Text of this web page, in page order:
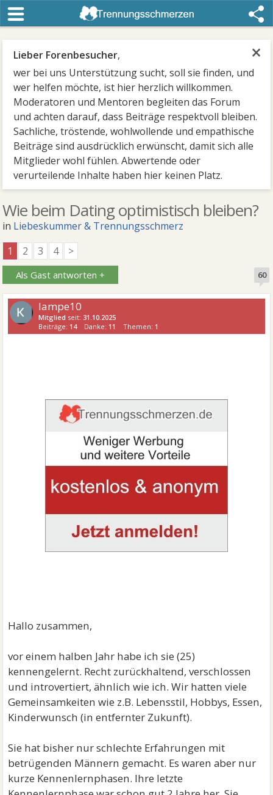
×
Lieber Forenbesucher,
wer bei uns Unterstützung sucht, soll sie finden, und
wer helfen möchte, ist hier herzlich willkommen.
Moderatoren und Mentoren begleiten das Forum
und achten darauf, dass Beiträge respektvoll bleiben.
Sachliche, tröstende, wohlwollende und empathische
Beiträge sind ausdrücklich erwünscht, damit sich alle
Mitglieder wohl fühlen. Abwertende oder
verurteilende Inhalte haben hier keinen Platz.
Wie beim Dating optimistisch bleiben?
in Liebeskummer & Trennungsschmerz
1
2 3 4 >
Als Gast antworten + 60
lampe10
Mitglied seit:31.10.2025
Beiträge: 14 Danke: 11 Themen: 1
Hallo zusammen,
vor einem halben Jahr habe ich sie (25)
kennengelernt. Recht zurückhaltend, verschlossen
und introvertiert, ähnlich wie ich. Wir hatten viele
Gemeinsamkeiten wie z.B. Lebensstil, Hobbys, Essen,
Kinderwunsch (in entfernter Zukunft).
Sie hat bisher nur schlechte Erfahrungen mit
betrügenden Männern gemacht. Es waren aber nur
kurze Kennenlernphasen. Ihre letzte